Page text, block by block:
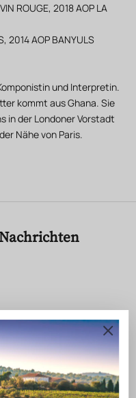
ROUGE, 2018 AOP LA
2014 AOP BANYULS
und Interpretin.
kommt aus Ghana. Sie
in der Londoner Vorstadt
Nähe von Paris.